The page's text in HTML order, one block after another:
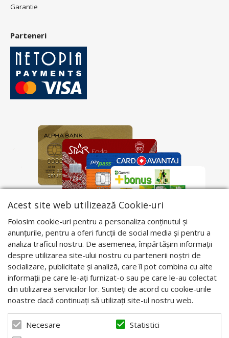
Garantie
Parteneri
Acest site web utilizează Cookie-uri
Folosim cookie-uri pentru a personaliza conținutul și
anunțurile, pentru a oferi funcții de social media și pentru a
analiza traficul nostru. De asemenea, împărtășim informații
despre utilizarea site-ului nostru cu partenerii noștri de
socializare, publicitate și analiză, care îl pot combina cu alte
informații pe care le-ați furnizat-o sau pe care le-au colectat
din utilizarea serviciilor lor. Sunteți de acord cu cookie-urile
noastre dacă continuați să utilizați site-ul nostru web.
Necesare
Statistici